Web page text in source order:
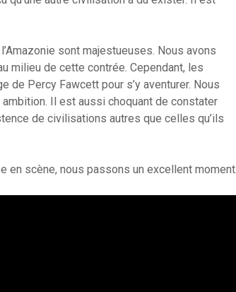
sont majestueuses. Nous avons
milieu de cette contrée. Cependant, les
Percy Fawcett pour s’y aventurer. Nous
Il est aussi choquant de constater
de civilisations autres que celles qu’ils
en scène, nous passons un excellent moment.